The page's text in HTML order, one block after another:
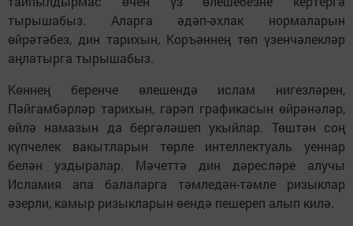
тырышабыз. Аларга әдәп-әхлак нормаларын
өйрәтәбез, дин тарихын, Коръәннең төп үзенчәлекләр
аңлатырга тырышабыз.
Көннең беренче өлешендә ислам нигезләрен,
Пәйгамбәрләр тарихын, гарәп графикасын өйрәнәләр,
өйлә намазын да бергәләшеп укыйлар. Төштән соң
күпчелек вакытларын төрле интеллектуаль уеннар
белән уздыралар. Мәчеттә дин дәресләре алучы
Исламия апа балаларга тәмледән-тәмле ризыклар
әзерли, камыр ризыкларын өендә пешереп алып килә.